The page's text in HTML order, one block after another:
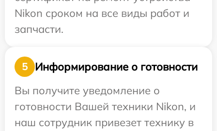
Nikon сроком на все виды работ и
запчасти.
5
Информирование о готовности
Вы получите уведомление о
готовности Вашей техники Nikon, и
наш сотрудник привезет технику в